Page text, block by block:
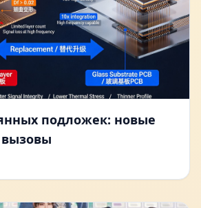
подложек: новые